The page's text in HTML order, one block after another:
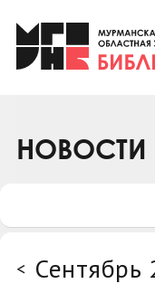
Клуб «Гиря
Клуб
Коллегам
НОВОСТИ
< Сентябрь